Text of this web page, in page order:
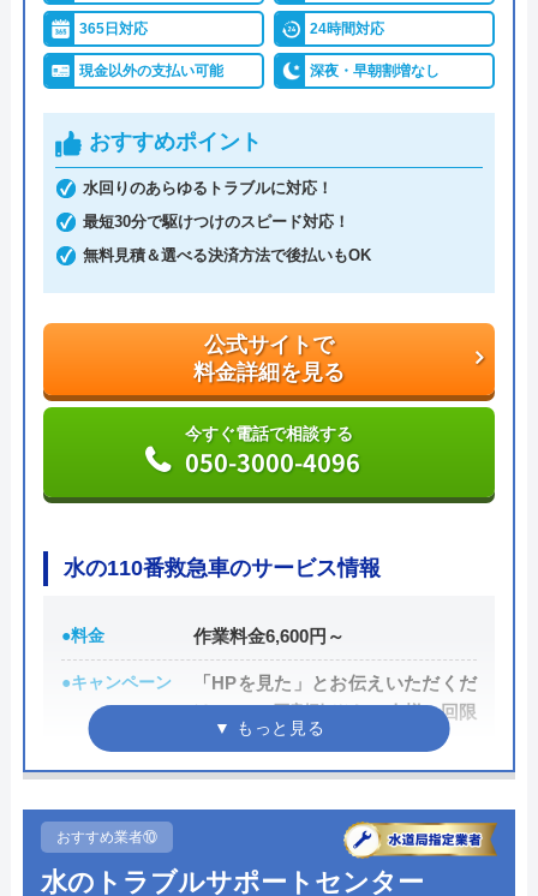
クリーンライフは年中無休で、最短30分駆けつけ、
休日・深夜も出張費無料などのサービスを売りにし
ています。
指定給水装置工事事業者（水道局指定工事店）で下
請けに依頼することなく自社でしっかりと教育や研
修を受けた有資格者のスタッフが対応してくれるの
で安心です。
また、見積もり時や施工後などにトラブルが起こっ
た場合には、スタッフから渡されている名刺の裏に
書かれている番号に電話すれば、各エリアの担当が
対応してくれます。見積もり無料で、キャンセル料
も不要です。施工前に必ず修理内容と費用を提示
し、施主が納得した上で修理を行います。
公式サイトで
料金詳細を見る
今すぐ電話で相談する
0120-707-053
株式会社クリーンライフの基本情報
運営会社 株式会社クリーンライフ
代表者 元村祐次
365日対応 24時間対応
現金以外の支払い可能 深夜・早朝割増なし
おすすめポイント
水回りのあらゆるトラブルに対応！
最短30分で駆けつけのスピード対応！
無料見積＆選べる決済方法で後払いもOK
公式サイトで
料金詳細を見る
今すぐ電話で相談する
050-3000-4096
水の110番救急車のサービス情報
●料金 作業料金6,600円～
●キャンペーン
「HPを見た」とお伝えいただくだ
けで1,000円割引 ※お一人様一回限
●駆けつけ時間
●受付時間
●定休日 年中無休
おすすめ業者⑩
水のトラブルサポートセンター